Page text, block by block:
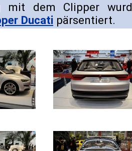
mit dem Clipper
Ducati pärsentiert.